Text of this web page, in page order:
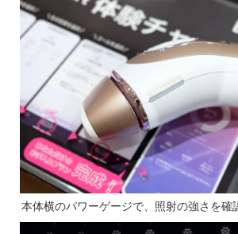
本体横のパワーゲージで、照射の強さを確